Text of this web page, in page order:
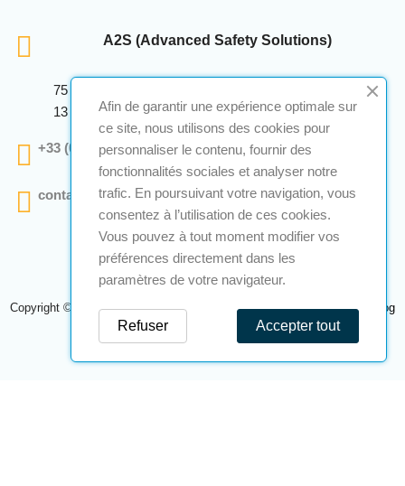
A2S (Advanced Safety Solutions)
75 Avenue Marcellin Berthelot Anthelios Bâtiment E
13 290 Aix En Provence
+33 (0)4 12 28 00 69
contact@a2s-atex.com
Copyright © 2026 A2S Atex. Tous droits réservés. Une réalisationNavilog
Afin de garantir une expérience optimale sur
ce site, nous utilisons des cookies pour
personnaliser le contenu, fournir des
fonctionnalités sociales et analyser notre
trafic. En poursuivant votre navigation, vous
consentez à l’utilisation de ces cookies.
Vous pouvez à tout moment modifier vos
préférences directement dans les
paramètres de votre navigateur.
Accepter tout
Refuser